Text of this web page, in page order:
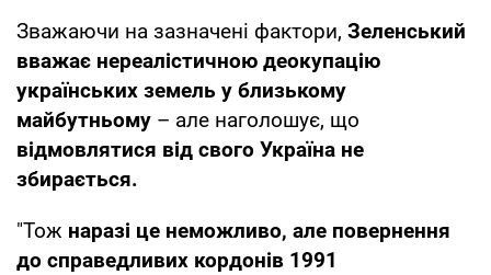
Зважаючи на зазначені фактори, Зеленський
вважає нереалістичною деокупацію
українських земель у близькому
майбутньому – але наголошує, що
відмовлятися від свого Україна не
збирається.
"Тож наразі це неможливо, але повернення
до справедливих кордонів 1991